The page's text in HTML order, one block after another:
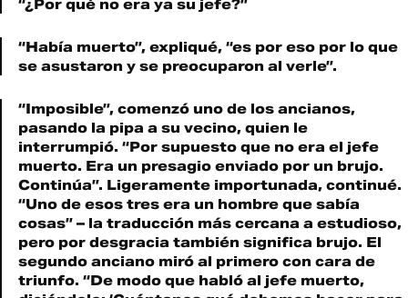
“¿Por qué no era ya su jefe?”
“Había muerto”, expliqué, “es por eso por lo que
se asustaron y se preocuparon al verle”.
“Imposible”, comenzó uno de los ancianos,
pasando la pipa a su vecino, quien le
interrumpió. “Por supuesto que no era el jefe
muerto. Era un presagio enviado por un brujo.
Continúa”. Ligeramente importunada, continué.
“Uno de esos tres era un hombre que sabía
cosas” – la traducción más cercana a estudioso,
pero por desgracia también significa brujo. El
segundo anciano miró al primero con cara de
triunfo. “De modo que habló al jefe muerto,